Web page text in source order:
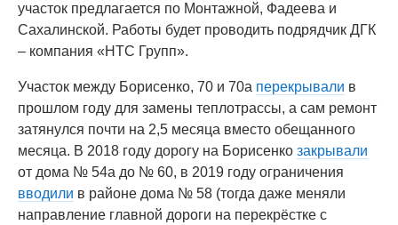
участок предлагается по Монтажной, Фадеева и
Сахалинской. Работы будет проводить подрядчик ДГК
– компания «НТС Групп».
Участок между Борисенко, 70 и 70а перекрывали в
прошлом году для замены теплотрассы, а сам ремонт
затянулся почти на 2,5 месяца вместо обещанного
месяца. В 2018 году дорогу на Борисенко закрывали
от дома № 54а до № 60, в 2019 году ограничения
вводили в районе дома № 58 (тогда даже меняли
направление главной дороги на перекрёстке с